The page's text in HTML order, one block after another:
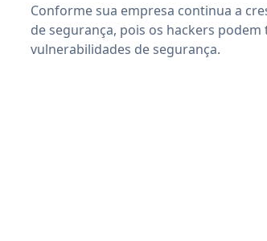
Conforme sua empresa continua a
de segurança, pois os hackers
vulnerabilidades de segurança.